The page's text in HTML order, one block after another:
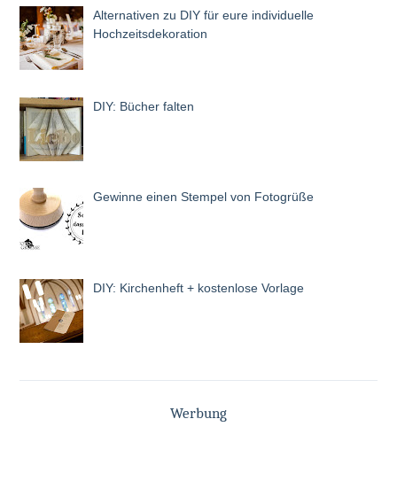
Alternativen zu DIY für eure individuelle
Hochzeitsdekoration
DIY: Bücher falten
Gewinne einen Stempel von Fotogrüße
DIY: Kirchenheft + kostenlose Vorlage
Werbung